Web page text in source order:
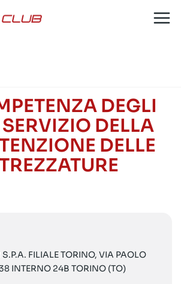
DEGLI
DELLA
DELLE
FILIALE TORINO, VIA PAOLO
INTERNO 24B TORINO (TO)